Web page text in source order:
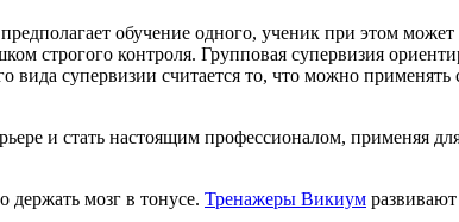
обучение одного, ученик при этом может
строгого контроля. Групповая супервизия
супервизии считается то, что можно
и стать настоящим профессионалом, применяя
мозг в тонусе. Тренажеры Викиум